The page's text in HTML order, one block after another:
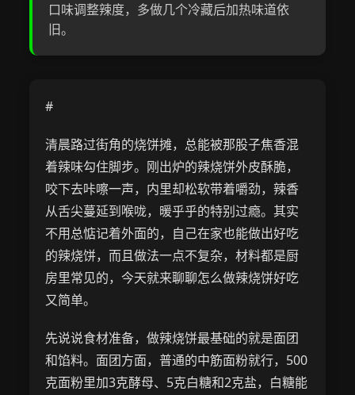
口味调整辣度，多做几个冷藏后加热味道依
旧。
#
清晨路过街角的烧饼摊，总能被那股子焦香混
着辣味勾住脚步。刚出炉的辣烧饼外皮酥脆，
咬下去咔嚓一声，内里却松软带着嚼劲，辣香
从舌尖蔓延到喉咙，暖乎乎的特别过瘾。其实
不用总惦记着外面的，自己在家也能做出好吃
的辣烧饼，而且做法一点不复杂，材料都是厨
房里常见的，今天就来聊聊怎么做辣烧饼好吃
又简单。
先说说食材准备，做辣烧饼最基础的就是面团
和馅料。面团方面，普通的中筋面粉就行，500
克面粉里加3克酵母、5克白糖和2克盐，白糖能